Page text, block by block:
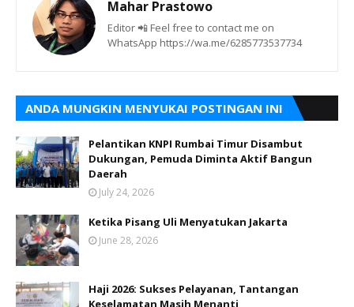
Mahar Prastowo
Editor 📲 Feel free to contact me on
WhatsApp https://wa.me/6285773537734
ANDA MUNGKIN MENYUKAI POSTINGAN INI
Pelantikan KNPI Rumbai Timur Disambut
Dukungan, Pemuda Diminta Aktif Bangun
Daerah
July 24, 2026
Ketika Pisang Uli Menyatukan Jakarta
June 28, 2026
Haji 2026: Sukses Pelayanan, Tantangan
Keselamatan Masih Menanti